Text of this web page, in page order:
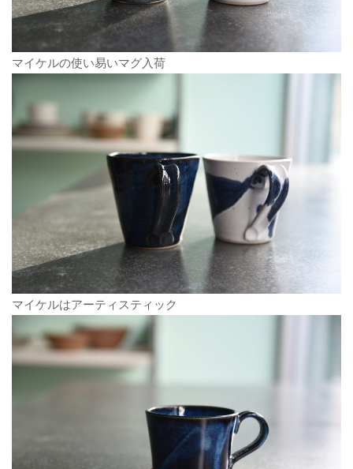
マイケルの使い易いマグ入荷
マイケルはアーティスティック